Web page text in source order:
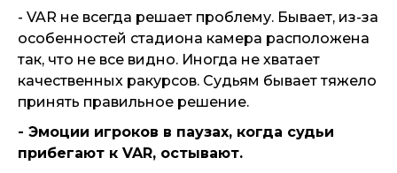
- VAR не всегда решает проблему. Бывает, из-за
особенностей стадиона камера расположена
так, что не все видно. Иногда не хватает
качественных ракурсов. Судьям бывает тяжело
принять правильное решение.
- Эмоции игроков в паузах, когда судьи
прибегают к VAR, остывают.